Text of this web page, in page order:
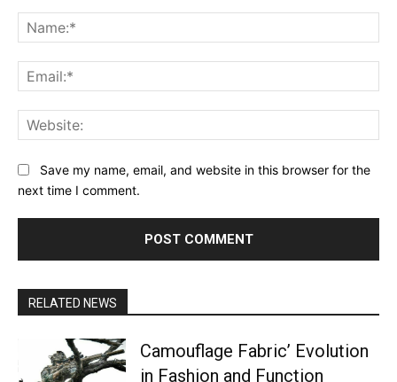
Save my name, email, and website in this browser for the
next time I comment.
RELATED NEWS
Camouflage Fabric’ Evolution
in Fashion and Function